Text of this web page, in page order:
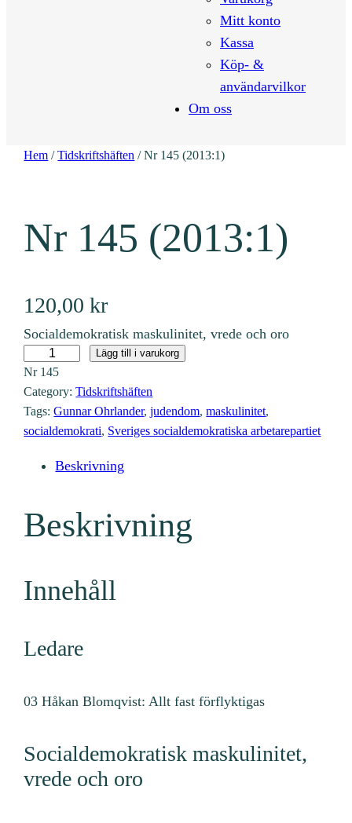
Mitt konto
Kassa
Köp- &
användarvilkor
Om oss
Hem /Tidskriftshäften / Nr 145 (2013:1)
Nr 145 (2013:1)
120,00kr
Socialdemokratisk maskulinitet, vrede och oro
r
1
4
1
m
g
Lägg till i varukorg
Nr 145
Category:Tidskriftshäften
Tags:Gunnar Ohrlander, judendom, maskulinitet
socialdemokrati, Sveriges socialdemokratiska arbetarepartiet
Beskrivning
Beskrivning
Innehåll
Ledare
03 Håkan Blomqvist: Allt fast förflyktigas
Socialdemokratisk maskulinitet,
vrede och oro